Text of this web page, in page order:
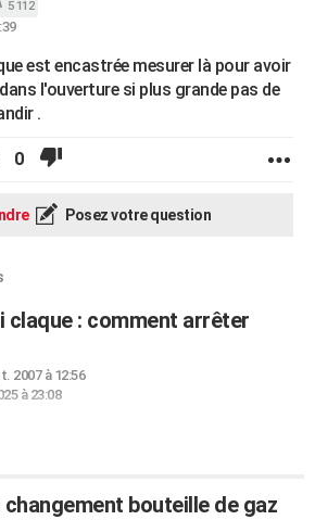
5 112
est encastrée mesurer là pour avoir
l'ouverture si plus grande pas de
.
0
Posez votre question
claque : comment arrêter
2007 à 12:56
à 23:08
bouteille de gaz